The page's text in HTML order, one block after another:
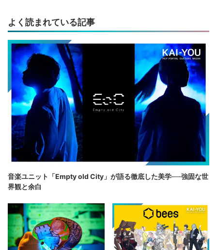
よく読まれている記事
音楽ユニット「Empty old City」が語る徹底した美学──強固な世
界観と余白